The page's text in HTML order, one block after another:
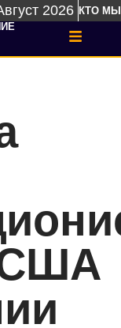
2026 КТО МЫ
США